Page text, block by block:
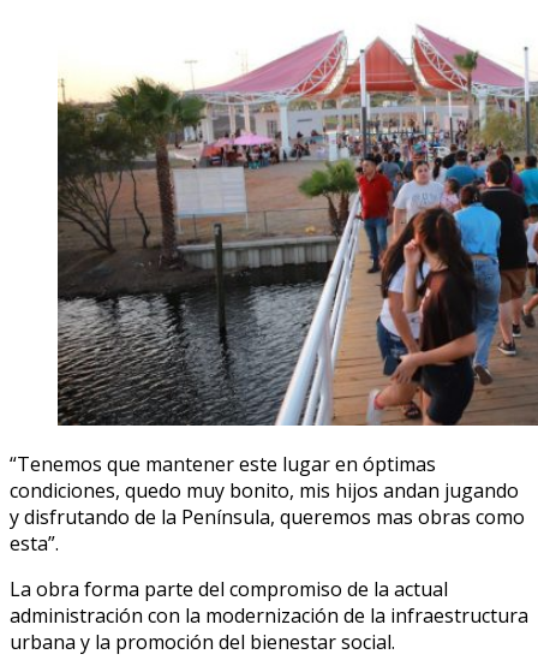
“Tenemos que mantener este lugar en óptimas
condiciones, quedo muy bonito, mis hijos andan jugando
y disfrutando de la Península, queremos mas obras como
esta”.
La obra forma parte del compromiso de la actual
administración con la modernización de la infraestructura
urbana y la promoción del bienestar social.